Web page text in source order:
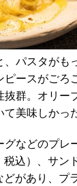
パスタがも
ピースがごろ
抜群。オリー
美味しかっ
グなどのプレ
税込）、サン
があり、プ